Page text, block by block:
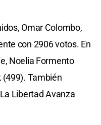
Omar Colombo,
con 2906 votos. En
Noelia Formento
(499). También
Libertad Avanza